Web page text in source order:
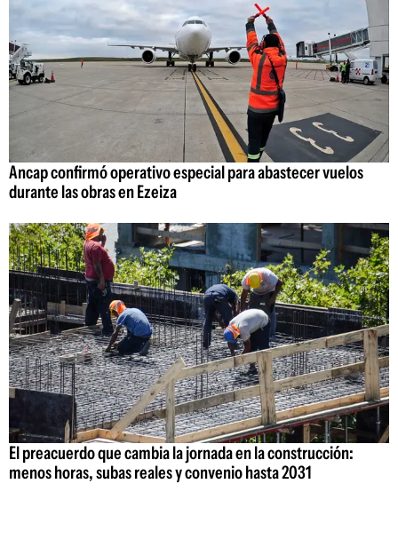
Ancap confirmó operativo especial para abastecer vuelos
durante las obras en Ezeiza
El preacuerdo que cambia la jornada en la construcción:
menos horas, subas reales y convenio hasta 2031